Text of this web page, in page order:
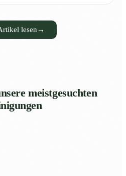
lesen →
meistgesuchten